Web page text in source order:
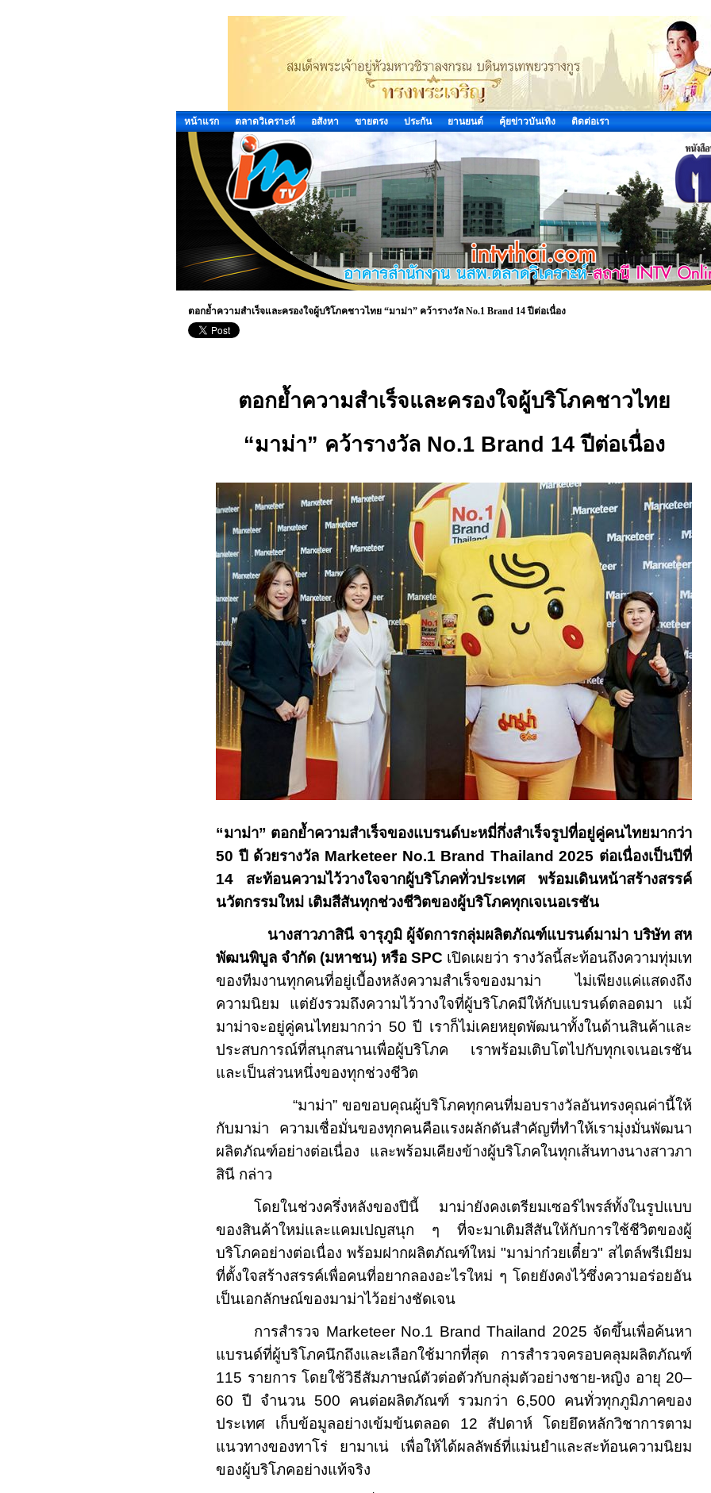
หน้าแรก ตลาดวิเคราะห์ อสังหา ขายตรง ประกัน ยานยนต์ คุ้ยข่าวบันเทิง ติดต่อเรา
ตอกย้ำความสำเร็จและครองใจผู้บริโภคชาวไทย “มาม่า” คว้ารางวัล No.1 Brand 14 ปีต่อเนื่อง
ตอกย้ำความสำเร็จและครองใจผู้บริโภคชาวไทย
“มาม่า” คว้ารางวัล No.1Brand 14 ปีต่อเนื่อง
“มาม่า” ตอกย้ำความสำเร็จของแบรนด์บะหมี่กึ่งสำเร็จรูปที่อยู่คู่คนไทยมากว่า
50 ปี ด้วยรางวัล Marketeer No.1 Brand Thailand2025 ต่อเนื่องเป็นปีที่
14 สะท้อนความไว้วางใจจากผู้บริโภคทั่วประเทศ พร้อมเดินหน้าสร้างสรรค์
นวัตกรรมใหม่ เติมสีสันทุกช่วงชีวิตของผู้บริโภคทุกเจเนอเรชัน
นางสาวภาสินี จารุภูมิ ผู้จัดการกลุ่มผลิตภัณฑ์แบรนด์มาม่า บริษัท สห
พัฒนพิบูล จำกัด (มหาชน) หรือ SPC เปิดเผยว่า รางวัลนี้สะท้อนถึงความทุ่มเท
ของทีมงานทุกคนที่อยู่เบื้องหลังความสำเร็จของมาม่า ไม่เพียงแค่แสดงถึง
ความนิยม แต่ยังรวมถึงความไว้วางใจที่ผู้บริโภคมีให้กับแบรนด์ตลอดมา แม้
มาม่าจะอยู่คู่คนไทยมากว่า 50 ปี เราก็ไม่เคยหยุดพัฒนาทั้งในด้านสินค้าและ
ประสบการณ์ที่สนุกสนานเพื่อผู้บริโภค เราพร้อมเติบโตไปกับทุกเจเนอเรชัน
และเป็นส่วนหนึ่งของทุกช่วงชีวิต
“มาม่า” ขอขอบคุณผู้บริโภคทุกคนที่มอบรางวัลอันทรงคุณค่านี้ให้
กับมาม่า ความเชื่อมั่นของทุกคนคือแรงผลักดันสำคัญที่ทำให้เรามุ่งมั่นพัฒนา
ผลิตภัณฑ์อย่างต่อเนื่อง และพร้อมเคียงข้างผู้บริโภคในทุกเส้นทางนางสาวภา
สินี กล่าว
โดยในช่วงครึ่งหลังของปีนี้ มาม่ายังคงเตรียมเซอร์ไพรส์ทั้งในรูปแบบ
ของสินค้าใหม่และแคมเปญสนุก ๆ ที่จะมาเติมสีสันให้กับการใช้ชีวิตของผู้
บริโภคอย่างต่อเนื่อง พร้อมฝากผลิตภัณฑ์ใหม่ "มาม่าก๋วยเตี๋ยว" สไตล์พรีเมียม
ที่ตั้งใจสร้างสรรค์เพื่อคนที่อยากลองอะไรใหม่ ๆ โดยยังคงไว้ซึ่งความอร่อยอัน
เป็นเอกลักษณ์ของมาม่าไว้อย่างชัดเจน
การสำรวจ Marketeer No.1 Brand Thailand 2025 จัดขึ้นเพื่อค้นหา
แบรนด์ที่ผู้บริโภคนึกถึงและเลือกใช้มากที่สุด การสำรวจครอบคลุมผลิตภัณฑ์
115 รายการ โดยใช้วิธีสัมภาษณ์ตัวต่อตัวกับกลุ่มตัวอย่างชาย-หญิง อายุ 20–
60 ปี จำนวน 500 คนต่อผลิตภัณฑ์ รวมกว่า 6,500 คนทั่วทุกภูมิภาคของ
ประเทศ เก็บข้อมูลอย่างเข้มข้นตลอด 12 สัปดาห์ โดยยึดหลักวิชาการตาม
แนวทางของทาโร่ ยามาเน่ เพื่อให้ได้ผลลัพธ์ที่แม่นยำและสะท้อนความนิยม
ของผู้บริโภคอย่างแท้จริง